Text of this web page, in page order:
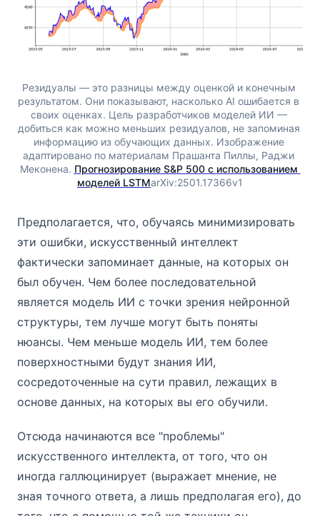
Резидуалы — это разницы между оценкой и конечным
результатом. Они показывают, насколько AI ошибается в
своих оценках. Цель разработчиков моделей ИИ —
добиться как можно меньших резидуалов, не запоминая
информацию из обучающих данных. Изображение
адаптировано по материалам Прашанта Пиллы, Раджи
Меконена. Прогнозирование S&P 500 с использованием
моделей LSTMarXiv:2501.17366v1
Предполагается, что, обучаясь минимизировать
эти ошибки, искусственный интеллект
фактически запоминает данные, на которых он
был обучен. Чем более последовательной
является модель ИИ с точки зрения нейронной
структуры, тем лучше могут быть поняты
нюансы. Чем меньше модель ИИ, тем более
поверхностными будут знания ИИ,
сосредоточенные на сути правил, лежащих в
основе данных, на которых вы его обучили.
Отсюда начинаются все "проблемы"
искусственного интеллекта, от того, что он
иногда галлюцинирует (выражает мнение, не
зная точного ответа, а лишь предполагая его), до